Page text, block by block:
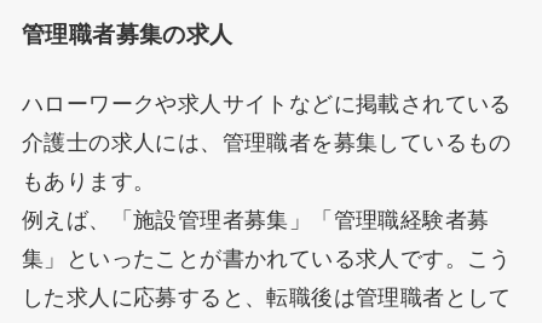
管理職者募集の求人
ハローワークや求人サイトなどに掲載されている
介護士の求人には、管理職者を募集しているもの
もあります。
例えば、「施設管理者募集」「管理職経験者募
集」といったことが書かれている求人です。こう
した求人に応募すると、転職後は管理職者として